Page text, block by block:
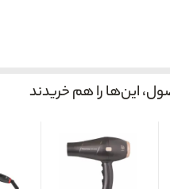
این‌ها را هم خریدند